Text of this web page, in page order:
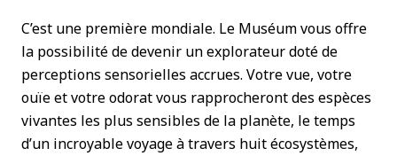
C’est une première mondiale. Le Muséum vous offre
la possibilité de devenir un explorateur doté de
perceptions sensorielles accrues. Votre vue, votre
ouïe et votre odorat vous rapprocheront des espèces
vivantes les plus sensibles de la planète, le temps
d’un incroyable voyage à travers huit écosystèmes,